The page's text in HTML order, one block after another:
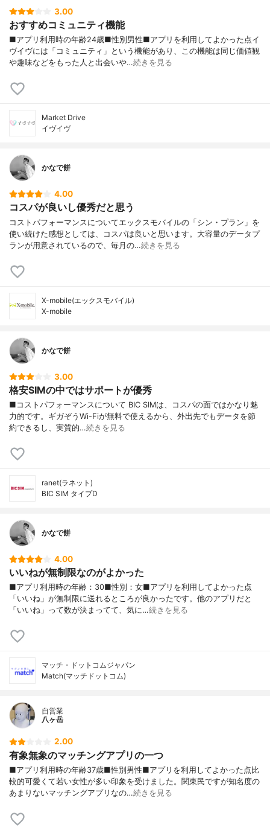
3.00
おすすめコミュニティ機能
■アプリ利用時の年齢24歳■性別男性■アプリを利用してよかった点イ
ヴイヴには「コミュニティ」という機能があり、この機能は同じ価値観
や趣味などをもった人と出会いや…続きを見る
Market Drive
イヴイヴ
かなで餅
4.00
コスパが良いし優秀だと思う
コストパフォーマンスについてエックスモバイルの「シン・プラン」を
使い続けた感想としては、コスパは良いと思います。大容量のデータプ
ランが用意されているので、毎月の…続きを見る
X-mobile(エックスモバイル)
X-mobile
かなで餅
3.00
格安SIMの中ではサポートが優秀
■コストパフォーマンスについて BIC SIMは、コスパの面ではかなり魅
力的です。ギガぞうWi-Fiが無料で使えるから、外出先でもデータを節
約できるし、実質的…続きを見る
ranet(ラネット)
BIC SIM タイプD
かなで餅
4.00
いいねが無制限なのがよかった
■アプリ利用時の年齢：30■性別：女■アプリを利用してよかった点
「いいね」が無制限に送れるところが良かったです。他のアプリだと
「いいね」って数が決まってて、気に…続きを見る
マッチ・ドットコムジャパン
Match(マッチドットコム)
自営業
八ヶ岳
2.00
有象無象のマッチングアプリの一つ
■アプリ利用時の年齢37歳■性別男性■アプリを利用してよかった点比
較的可愛くて若い女性が多い印象を受けました。関東民ですが知名度の
あまりないマッチングアプリなの…続きを見る